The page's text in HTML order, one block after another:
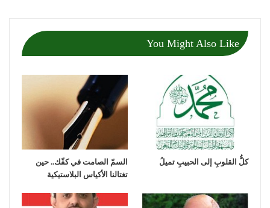
You Might Also Like
كلُّ القلوبِ إلى الحبيبِ تميلُ
السمّ الصامت في كفّك.. حين
تغتالنا الأكياس البلاستيكية